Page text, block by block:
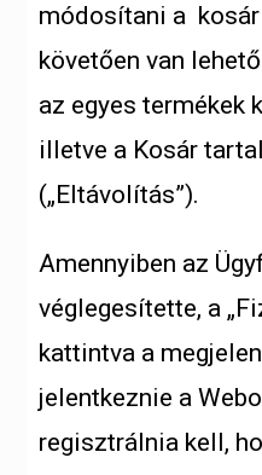
módosítani a
követően van
az egyes termékek
illetve a Kosár
(„Eltávolítás”).
Amennyiben az
véglegesítette, a
kattintva a
jelentkeznie a
regisztrálnia kell,